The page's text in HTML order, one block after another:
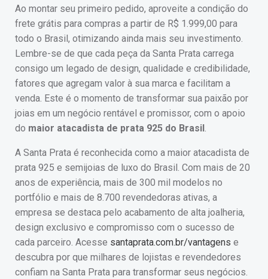
Ao montar seu primeiro pedido, aproveite a condição do
frete grátis para compras a partir de R$ 1.999,00 para
todo o Brasil, otimizando ainda mais seu investimento.
Lembre-se de que cada peça da Santa Prata carrega
consigo um legado de design, qualidade e credibilidade,
fatores que agregam valor à sua marca e facilitam a
venda. Este é o momento de transformar sua paixão por
joias em um negócio rentável e promissor, com o apoio
do maior atacadista de prata 925 do Brasil .
A Santa Prata é reconhecida como a maior atacadista de
prata 925 e semijoias de luxo do Brasil. Com mais de 20
anos de experiência, mais de 300 mil modelos no
portfólio e mais de 8.700 revendedoras ativas, a
empresa se destaca pelo acabamento de alta joalheria,
design exclusivo e compromisso com o sucesso de
cada parceiro. Acesse santaprata.com.br/vantagens e
descubra por que milhares de lojistas e revendedores
confiam na Santa Prata para transformar seus negócios.